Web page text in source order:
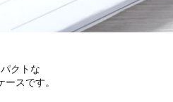
クトな
スです。